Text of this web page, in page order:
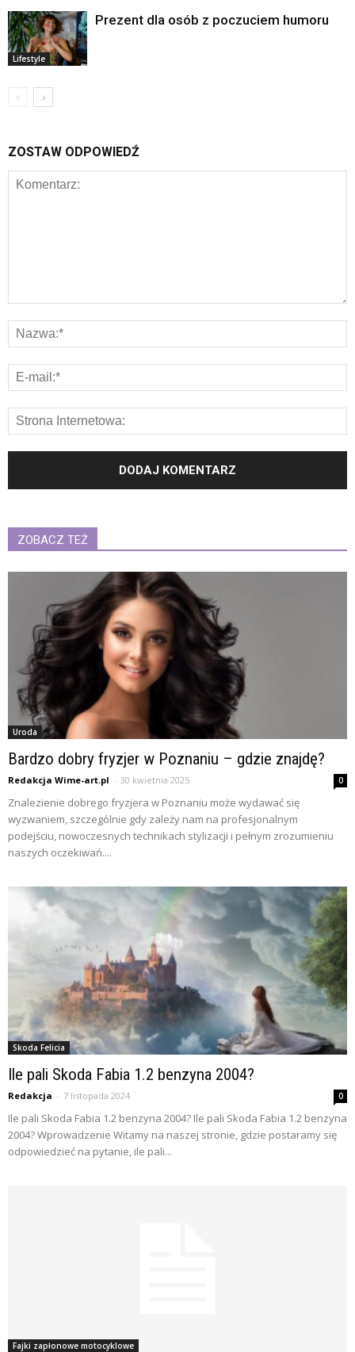
Lifestyle
Prezent dla osób z poczuciem humoru
ZOSTAW ODPOWIEDŹ
ZOBACZ TEŻ
Uroda
Bardzo dobry fryzjer w Poznaniu – gdzie znajdę?
Redakcja Wime-art.pl - 30 kwietnia 2025 0
Znalezienie dobrego fryzjera w Poznaniu może wydawać się
wyzwaniem, szczególnie gdy zależy nam na profesjonalnym
podejściu, nowoczesnych technikach stylizacji i pełnym zrozumieniu
naszych oczekiwań....
Skoda Felicia
Ile pali Skoda Fabia 1.2 benzyna 2004?
Redakcja - 7 listopada 2024 0
Ile pali Skoda Fabia 1.2 benzyna 2004? Ile pali Skoda Fabia 1.2 benzyna
2004? Wprowadzenie Witamy na naszej stronie, gdzie postaramy się
odpowiedzieć na pytanie, ile pali...
Fajki zapłonowe motocyklowe